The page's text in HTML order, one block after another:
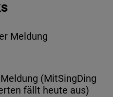
Meldung
(MitSingDing
fällt heute aus)